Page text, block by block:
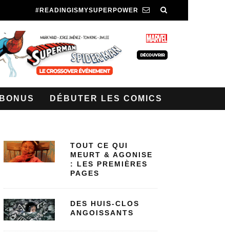
#READINGISMYSUPERPOWER
BONUS DÉBUTER LES COMICS
TOUT CE QUI
MEURT & AGONISE
: LES PREMIÈRES
PAGES
DES HUIS-CLOS
ANGOISSANTS